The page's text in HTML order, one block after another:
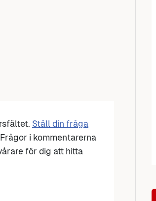
Ställ din fråga
i kommentarerna
för dig att hitta